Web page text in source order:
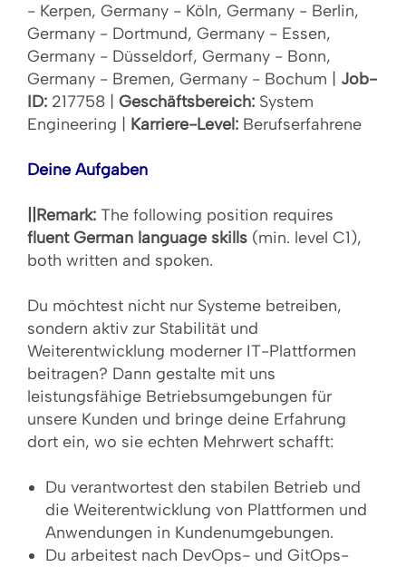
- Kerpen, Germany - Köln, Germany - Berlin,
Germany - Dortmund, Germany - Essen,
Germany - Düsseldorf, Germany - Bonn,
Germany - Bremen, Germany - Bochum | Job-
ID: 217758 | Geschäftsbereich: System
Engineering | Karriere-Level: Berufserfahrene
Deine Aufgaben
||Remark: The following position requires
fluent German language skills (min. level C1),
both written and spoken.
Du möchtest nicht nur Systeme betreiben,
sondern aktiv zur Stabilität und
Weiterentwicklung moderner IT-Plattformen
beitragen? Dann gestalte mit uns
leistungsfähige Betriebsumgebungen für
unsere Kunden und bringe deine Erfahrung
dort ein, wo sie echten Mehrwert schafft:
Du verantwortest den stabilen Betrieb und
die Weiterentwicklung von Plattformen und
Anwendungen in Kundenumgebungen.
Du arbeitest nach DevOps- und GitOps-